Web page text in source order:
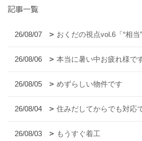
記事一覧
26/08/07 おくだの視点vol.6「“相当
26/08/06 本当に暑い中お疲れ様です
26/08/05 めずらしい物件です
26/08/04 住みだしてからでも対応
26/08/03 もうすぐ着工